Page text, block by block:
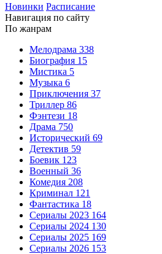
Новинки Расписание
Навигация по сайту
По жанрам
Мелодрама 338
Биография 15
Мистика 5
Музыка 6
Приключения 37
Триллер 86
Фэнтези 18
Драма 750
Исторический 69
Детектив 59
Боевик 123
Военный 36
Комедия 208
Криминал 121
Фантастика 18
Сериалы 2023 164
Сериалы 2024 130
Сериалы 2025 169
Сериалы 2026 153